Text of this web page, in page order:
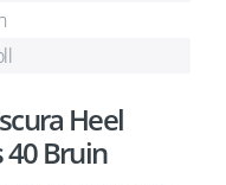
Heel
40 Bruin